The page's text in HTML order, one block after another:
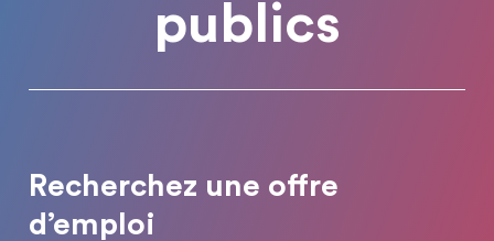
publics
Recherchez une offre
d’emploi